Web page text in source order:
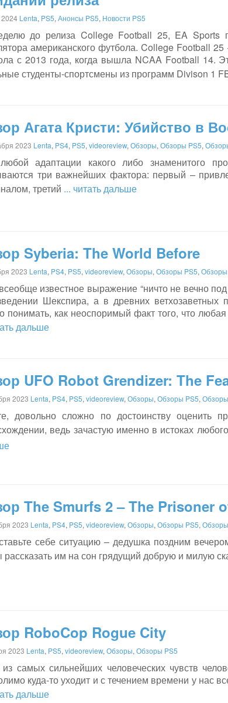
Lenta, PS5, Анонсы PS5, Новости PS5
до релиза College Football 25, EA Sports
американского футбола. College Football
с 2013 года, когда вышла NCAA Football 14.
студенты-спортсмены из программ Divison 1
Агата Кристи: Убийство в
2023 Lenta, PS4, PS5, videoreview, Обзоры, Обзоры PS5,
адаптации какого либо знаменитого
три важнейших фактора: первый –
третий ... читать дальше
Syberia: The World Before
2023 Lenta, PS4, PS5, videoreview, Обзоры, Обзоры PS5, Обзоры
известное выражение “ничто не вечно
Шекспира, а в древних ветхозаветных
понимать, как неоспоримый факт того, что
дальше
UFO Robot Grendizer: The
2023 Lenta, PS4, PS5, videoreview, Обзоры, Обзоры PS5,
довольно сложно по достоинству оценить
ведь зачастую именно в истоках
The Smurfs 2 – The Prisoner
2023 Lenta, PS4, PS5, videoreview, Обзоры, Обзоры PS5,
себе ситуацию – дедушка поздним
рассказать им на сон грядущий добрую и милую
RoboCop Rogue City
2023 Lenta, PS5, videoreview, Обзоры, Обзоры PS5
самых сильнейших человеческих чувств
куда-то уходит и с течением времени у нас
дальше